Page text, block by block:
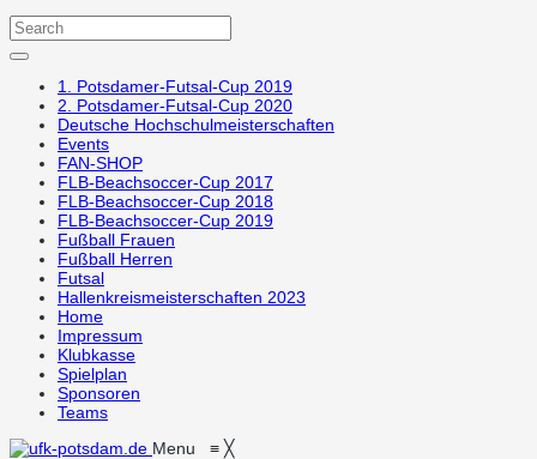
1. Potsdamer-Futsal-Cup 2019
2. Potsdamer-Futsal-Cup 2020
Deutsche Hochschulmeisterschaften
Events
FAN-SHOP
FLB-Beachsoccer-Cup 2017
FLB-Beachsoccer-Cup 2018
FLB-Beachsoccer-Cup 2019
Fußball Frauen
Fußball Herren
Futsal
Hallenkreismeisterschaften 2023
Home
Impressum
Klubkasse
Spielplan
Sponsoren
Teams
Menu ≡ ╳